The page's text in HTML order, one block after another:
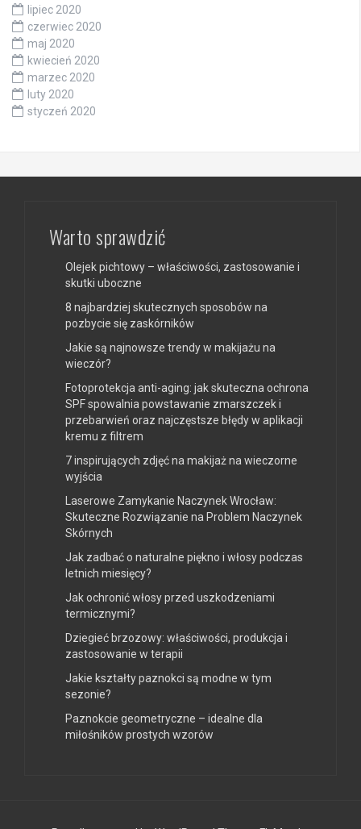
lipiec 2020
czerwiec 2020
maj 2020
kwiecień 2020
marzec 2020
luty 2020
styczeń 2020
Warto sprawdzić
Olejek pichtowy – właściwości, zastosowanie i
skutki uboczne
8 najbardziej skutecznych sposobów na
pozbycie się zaskórników
Jakie są najnowsze trendy w makijażu na
wieczór?
Fotoprotekcja anti-aging: jak skuteczna ochrona
SPF spowalnia powstawanie zmarszczek i
przebarwień oraz najczęstsze błędy w aplikacji
kremu z filtrem
7 inspirujących zdjęć na makijaż na wieczorne
wyjścia
Laserowe Zamykanie Naczynek Wrocław:
Skuteczne Rozwiązanie na Problem Naczynek
Skórnych
Jak zadbać o naturalne piękno i włosy podczas
letnich miesięcy?
Jak ochronić włosy przed uszkodzeniami
termicznymi?
Dziegieć brzozowy: właściwości, produkcja i
zastosowanie w terapii
Jakie kształty paznokci są modne w tym
sezonie?
Paznokcie geometryczne – idealne dla
miłośników prostych wzorów